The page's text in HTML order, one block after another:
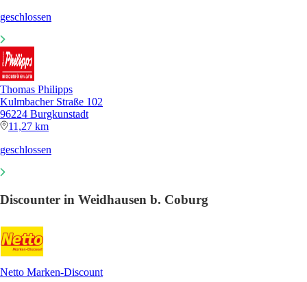
geschlossen
Thomas Philipps
Kulmbacher Straße 102
96224 Burgkunstadt
11,27 km
geschlossen
Discounter in Weidhausen b. Coburg
Netto Marken-Discount